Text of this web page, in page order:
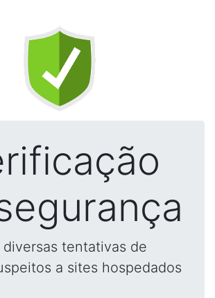
diversas tentativas de
a sites hospedados